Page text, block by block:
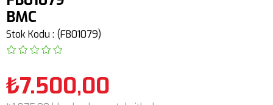
BMC
Stok Kodu (FB01079)
₺7.500,00